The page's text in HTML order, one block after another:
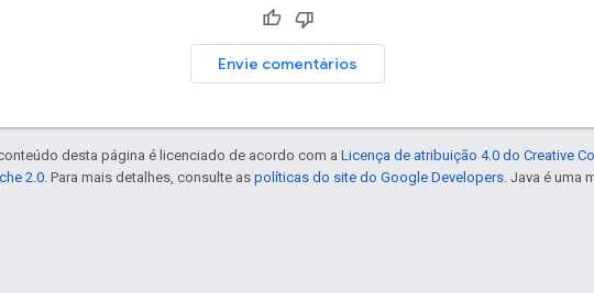
Envie comentários
desta página é licenciado de acordo com a Licença de atribuição 4.0 do Creative
2.0 . Para mais detalhes, consulte as políticas do site do Google Developers . Java é uma